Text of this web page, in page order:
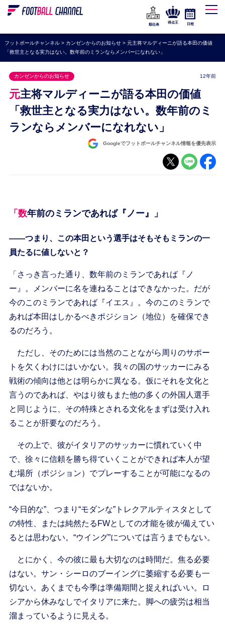
WEリーグ
海外サッカー
プレミアリーグ
ラ・リーガ
セリエA
ブンデスリーガ
UEFA
ナショナルチーム
順位表
得点王 日程
フットボールチャンネル> カンゼンからのお知らせ> 元主将マルディーニが語る本田の価値
「救世主となる実力はない。数年前のミランならメンバーになれない」
カンゼンからのお知らせ 12年前
元主将マルディーニが語る本田の価値
「救世主となる実力はない。数年前のミ
ランならメンバーになれない」
Googleでフットボールチャンネル情報を優先表示
「数年前のミランであれば『ノー』」
――つまり、この本田という選手はそもそもミランの一
員たるに値しないと？
「さっき言った通り、数年前のミランであれば『ノ
ー』。メンバーに名を連ねることはできなかった。だが
今のこのミランであれば『イエス』。今のこのミランで
あれば本田はしかるべきポジション（地位）を確保でき
るのだろう。
ただし、そのためには当然のことながら周りのサポー
トを欠くわけにはいかない。我々の国のサッカーにみる
戦術の傾向は他とは明らかに異なる。仮にそれを文化と
言うのであれば、やはり彼もまた他の多くの外国人選手
と同じように、その特殊とされる文化をまずは受け入れ
ることが肝要なのだろう。
その上で、彼がイタリアのサッカーに慣れていく中
で、徐々に信頼を勝ち得ていくことができれば本人が望
む場所（ポジション）でプレーすることが可能になるの
ではないか。
“今日的な”、つまり“モダンな”トレクアルティスタとして
の特性、または純然たるFWとしての才能を彼が備えてい
るとは思わない。“ウイング”については言うまでもない。
とにかく、今の彼に最も大切なのは時間だ。焦る必要
はない。サン・シーロのブーイングに萎縮する必要も一
切ない。あくまでも今季は準備期間と捉えればいい。ロ
シアから休みなしでイタリアに来た。脚への疲労は相当
溜まっているように見える。